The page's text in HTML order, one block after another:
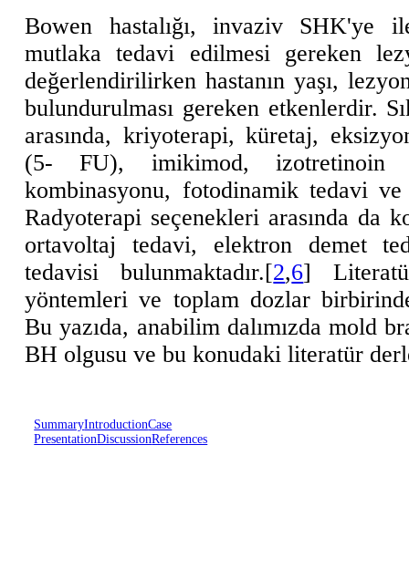
Bowen hastalığı, invaziv SHK'ye
mutlaka tedavi edilmesi gereken
değerlendirilirken hastanın yaşı,
bulundurulması gereken etkenlerdir.
arasında, kriyoterapi, küretaj,
(5- FU), imikimod,
kombinasyonu, fotodinamik tedavi
Radyoterapi seçenekleri arasında da
ortavoltaj tedavi, elektron demet
tedavisi bulunmaktadır.[2,6]
yöntemleri ve toplam dozlar
Bu yazıda, anabilim dalımızda mold
BH olgusu ve bu konudaki literatür
SummaryIntroductionCase
PresentationDiscussionReferences